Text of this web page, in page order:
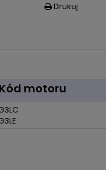
 Drukuj
Kód motoru